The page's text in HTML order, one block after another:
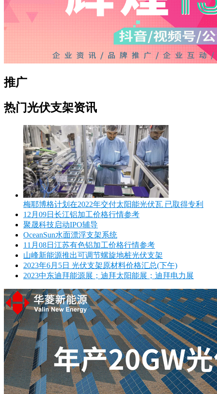
推广
热门光伏支架资讯
梅耶博格计划在2022年交付太阳能光伏瓦 已取得专利
12月09日长江铝加工价格行情参考
聚晟科技启动IPO辅导
OceanSun水面漂浮支架系统
11月08日江苏有色铝加工价格行情参考
山峰新能源推出可调节螺旋地桩光伏支架
2023年6月5日 光伏支架原材料价格汇总(下午)
2023中东迪拜能源展；迪拜太阳能展；迪拜电力展